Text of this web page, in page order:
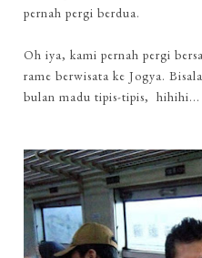
pernah pergi berdua.
Oh iya, kami pernah pergi
rame berwisata ke Jogya.
bulan madu tipis-tipis, hihihi...